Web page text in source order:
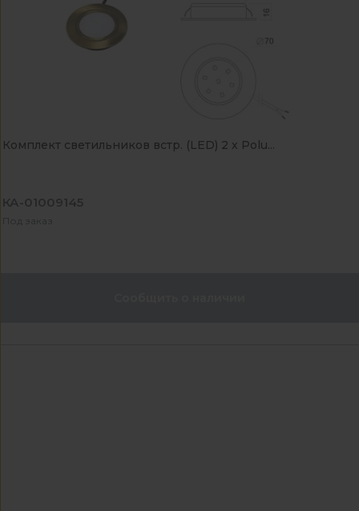
Комплект светильников встр. (LED) 2 х Polu...
КА-01009145
Под заказ